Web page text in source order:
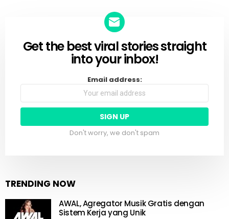
NEWSLETTER
Get the best viral stories straight
into your inbox!
Email address:
Don't worry, we don't spam
TRENDING NOW
AWAL, Agregator Musik Gratis dengan
Sistem Kerja yang Unik